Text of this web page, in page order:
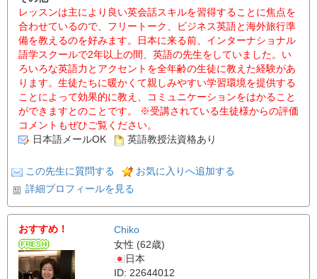
レッスンは主により良い英会話スキルを習得することに焦点を
合わせているので、フリートーク、ビジネス英語と海外旅行準
備を教えるのを好みます。日本に来る前、インターナショナル
語学スクールで2年以上の間、英語の先生をしていました。い
ろいろな英語力とアクセントを全年齢の生徒に教えた経験があ
ります。生徒たちに暖かくて親しみやすい学習環境を提供する
ことによって効果的に教え、コミュニケーションをはかること
ができますとのことです。 ※受講されている生徒様からの評価
コメントもぜひご覧ください。
日本語メールOK
英語教授法資格あり
この先生に質問する
お気に入りへ追加する
詳細プロフィールを見る
おすすめ！
Chiko
女性 (62歳)
日本
ID: 22644012